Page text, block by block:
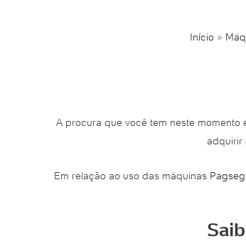
Início »
A procura que você tem neste
adquirir
Em relação ao uso das máquinas